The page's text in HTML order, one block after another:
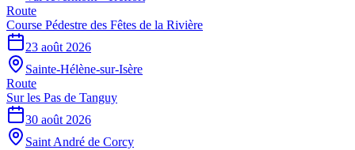
Route
Course Pédestre des Fêtes de la Rivière
23 août 2026
Sainte-Hélène-sur-Isère
Route
Sur les Pas de Tanguy
30 août 2026
Saint André de Corcy